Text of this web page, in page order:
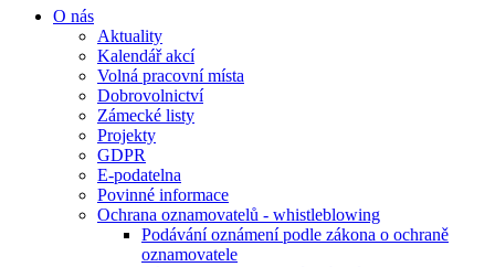
O nás
Aktuality
Kalendář akcí
Volná pracovní místa
Dobrovolnictví
Zámecké listy
Projekty
GDPR
E-podatelna
Povinné informace
Ochrana oznamovatelů - whistleblowing
Podávání oznámení podle zákona o ochraně
oznamovatele